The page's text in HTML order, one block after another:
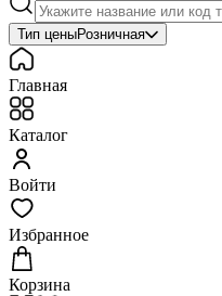
Тип ценыРозничная
Главная
Каталог
Войти
Избранное
Корзина